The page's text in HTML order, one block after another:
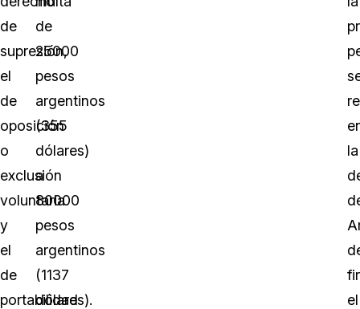
de
supresión,
el
de
oposición
o
exclusión
voluntaria
y
el
de
portabilidad
de
25000
pesos
argentinos
(355
dólares)
a
80000
pesos
argentinos
(1137
dólares).
la
el